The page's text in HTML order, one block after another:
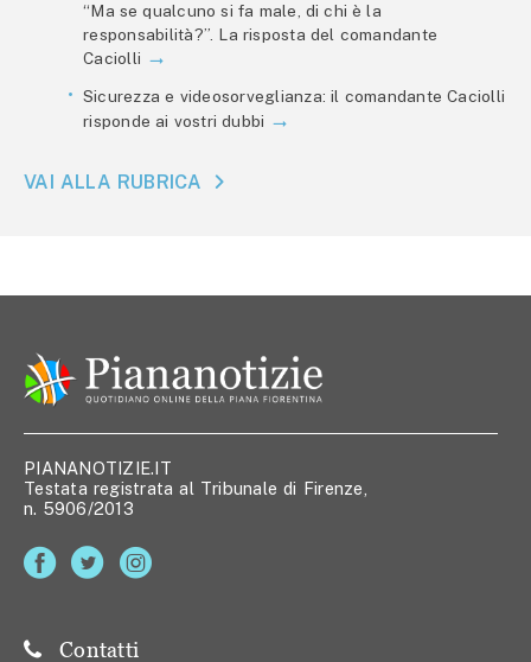
“Ma se qualcuno si fa male, di chi è la
responsabilità?”. La risposta del comandante
Caciolli
Sicurezza e videosorveglianza: il comandante Caciolli
risponde ai vostri dubbi
VAI ALLA RUBRICA
PIANANOTIZIE.IT
Testata registrata al Tribunale di Firenze,
n. 5906/2013
Contatti